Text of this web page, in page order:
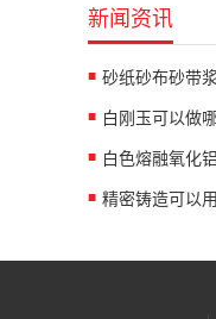
新闻资讯
白刚玉可以做
白色熔融氧化
精密铸造可以